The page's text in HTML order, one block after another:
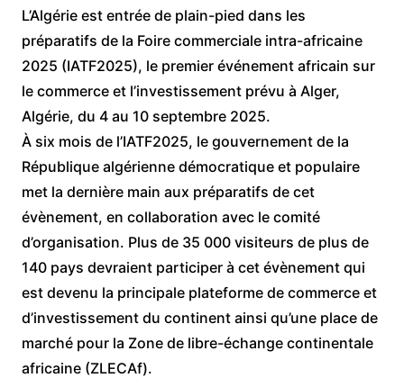
L’Algérie est entrée de plain-pied dans les
préparatifs de la Foire commerciale intra-africaine
2025 (IATF2025), le premier événement africain sur
le commerce et l’investissement prévu à Alger,
Algérie, du 4 au 10 septembre 2025.
À six mois de l’IATF2025, le gouvernement de la
République algérienne démocratique et populaire
met la dernière main aux préparatifs de cet
évènement, en collaboration avec le comité
d’organisation. Plus de 35 000 visiteurs de plus de
140 pays devraient participer à cet évènement qui
est devenu la principale plateforme de commerce et
d’investissement du continent ainsi qu’une place de
marché pour la Zone de libre-échange continentale
africaine (ZLECAf).